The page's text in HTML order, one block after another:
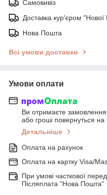
Самовивіз
Доставка кур'єром
Нова Пошта
Всі умови доставки
Умови оплати
Ви отримаєте замовлення
або гроші повернуться на
Детальніше
Оплата на рахунок
Оплата на картку Visa/
При умові часткової
Післяплата "Нова Пошта"